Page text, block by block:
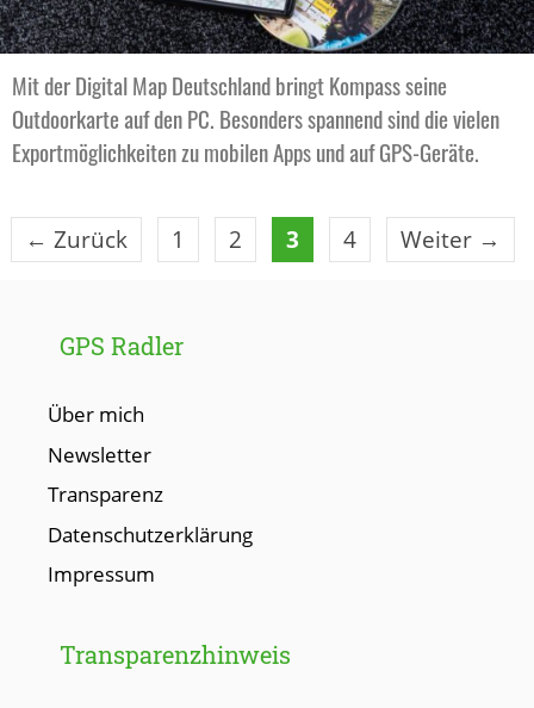
Mit der Digital Map Deutschland bringt Kompass seine
Outdoorkarte auf den PC. Besonders spannend sind die vielen
Exportmöglichkeiten zu mobilen Apps und auf GPS-Geräte.
← Zurück Seite
1 Seite
2 Seite
3 Seite
4 Weiter →
GPS Radler
Über mich
Newsletter
Transparenz
Datenschutzerklärung
Impressum
Transparenzhinweis